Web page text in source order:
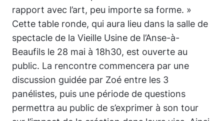
rapport avec l’art, peu importe sa forme. »
Cette table ronde, qui aura lieu dans la salle de
spectacle de la Vieille Usine de l’Anse-à-
Beaufils le 28 mai à 18h30, est ouverte au
public. La rencontre commencera par une
discussion guidée par Zoé entre les 3
panélistes, puis une période de questions
permettra au public de s’exprimer à son tour